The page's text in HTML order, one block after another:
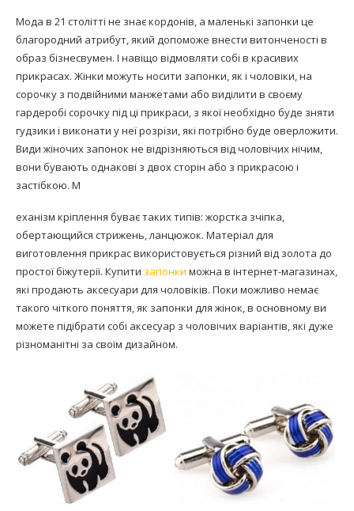
Мода в 21 столітті не знає кордонів, а маленькі запонки це
благородний атрибут, який допоможе внести витонченості в
образ бізнесвумен. І навіщо відмовляти собі в красивих
прикрасах. Жінки можуть носити запонки, як і чоловіки, на
сорочку з подвійними манжетами або виділити в своєму
гардеробі сорочку під ці прикраси, з якої необхідно буде зняти
гудзики і виконати у неї розрізи, які потрібно буде оверложити.
Види жіночих запонок не відрізняються від чоловічих нічим,
вони бувають однакові з двох сторін або з прикрасою і
застібкою. М
еханізм кріплення буває таких типів: жорстка зчіпка,
обертающийся стрижень, ланцюжок. Матеріал для
виготовлення прикрас використовується різний від золота до
простої біжутерії. Купити запонки можна в інтернет-магазинах,
які продають аксесуари для чоловіків. Поки можливо немає
такого чіткого поняття, як запонки для жінок, в основному ви
можете підібрати собі аксесуар з чоловічих варіантів, які дуже
різноманітні за своїм дизайном.